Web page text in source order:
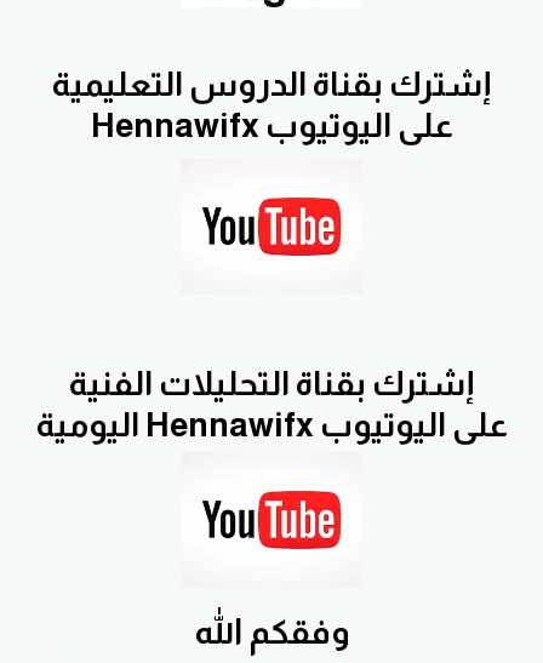
إشترك بقناة الدروس التعليمية
Hennawifx على اليوتيوب
إشترك بقناة التحليلات الفنية
اليومية Hennawifx على اليوتيوب
وفقكم الله